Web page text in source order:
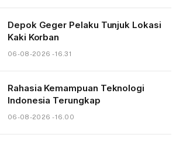
Depok Geger Pelaku Tunjuk Lokasi
Kaki Korban
06-08-2026 - 16.31
Rahasia Kemampuan Teknologi
Indonesia Terungkap
06-08-2026 - 16.00